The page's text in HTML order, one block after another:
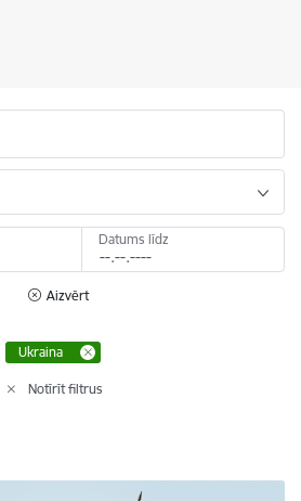
Datums līdz
Aizvērt
Ukraina
Notīrīt filtrus